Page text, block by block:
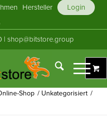
Hersteller
Login
Konto
|shop@bitstore.group
Shop / Unkategorisiert /